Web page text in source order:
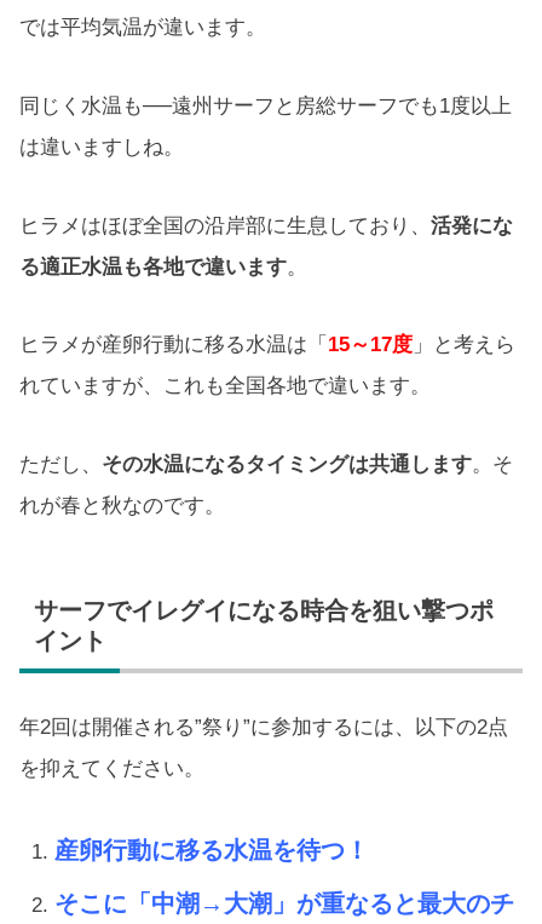
では平均気温が違います。
同じく水温も──遠州サーフと房総サーフでも1度以上
は違いますしね。
ヒラメはほぼ全国の沿岸部に生息しており、 活発にな
る適正水温も各地で違います。
ヒラメが産卵行動に移る水温は「 15～17度 」と考えら
れていますが、これも全国各地で違います。
ただし、 その水温になるタイミングは共通します。そ
れが春と秋なのです。
サーフでイレグイになる時合を狙い撃つポ
イント
年2回は開催される”祭り”に参加するには、以下の2点
を抑えてください。
産卵行動に移る水温を待つ！
そこに「中潮→大潮」が重なると最大のチ